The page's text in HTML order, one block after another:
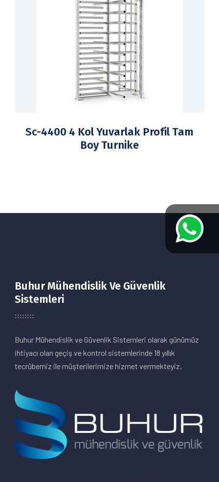
Sc-4400 4 Kol Yuvarlak Profil Tam
Boy Turnike
Buhur Mühendislik Ve Güvenlik
Sistemleri
Buhur Mühendislik ve Güvenlik Sistemleri olarak günümüz
ihtiyacı olan geçiş ve kontrol sistemlerinde 18 yıllık
tecrübemiz ile müşterilerimize hizmet vermekteyiz.